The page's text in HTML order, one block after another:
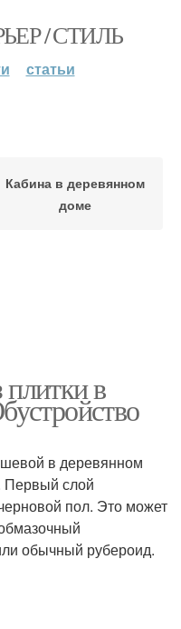
/ СТИЛЬ
статьи
Кабина в деревянном
доме
в
в деревянном
Первый слой
пол. Это может
обычный рубероид.